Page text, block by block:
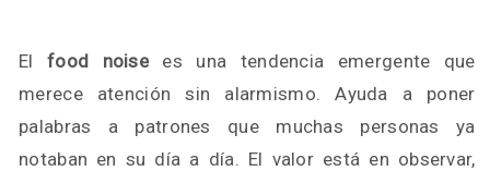
El food noisees una tendencia emergente que
merece atención sin alarmismo. Ayuda a poner
palabras a patrones que muchas personas ya
notaban en su día a día. El valor está en observar,